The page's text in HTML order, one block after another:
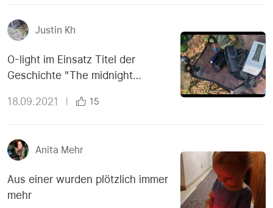
Justin Kh
O-light im Einsatz Titel der
Geschichte "The midnight
18.09.2021 15
Anita Mehr
Aus einer wurden plötzlich immer
mehr